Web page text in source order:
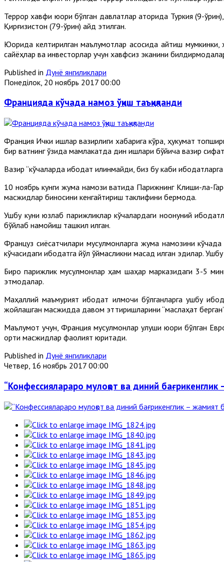
Террор хавфи юқори бўлган давлатлар қаторида Туркия (9-
Қирғизистон (79-ўрин) қайд этилган.
Юқорида келтирилган маълумотлар асосида айтиш
сайёҳлар ва инвесторлар учун хавфсиз эканини
Published in Дунё янгиликлари
Понеділок, 20 ноябрь 2017 00:00
Францияда кўчада намоз ўқиш таъқиқланди
Франция Ички ишлар вазирлиги хабарига кўра, ҳукумат
бир вақтнинг ўзида мамлакатда дин ишлари бўйича вазир
Вазир “кўчаларда ибодат қилинмайди, биз бу каби
10 ноябрь кунги жума намози вақтида Парижнинг Клиши-ла-
масжидлар биносини кенгайтириш таклифини бермоқда.
Ушбу куни юзлаб парижликлар кўчалардаги ноқонуний
бўйлаб намойиш ташкил қилган.
Француз сиёсатчилари мусулмонларга жума намозини кўчада
кўчасидаги ибодатга йўл қўймасликни мақсад қилган эдилар.
Бироқ парижлик мусулмонлар ҳам шаҳар марказидаги 3-5
этмоқдалар.
Маҳаллий маъмурият ибодат қилмоқчи бўлганларга ушбу
жойлашган масжидда давом эттиришларини “маслаҳат
Маълумот учун, Франция мусулмонлар улуши юқори бўлган
ортиқ масжидлар фаолият юритади.
Published in Дунё янгиликлари
Четвер, 16 ноябрь 2017 00:00
“Конфессиялараро мулоқот ва диний